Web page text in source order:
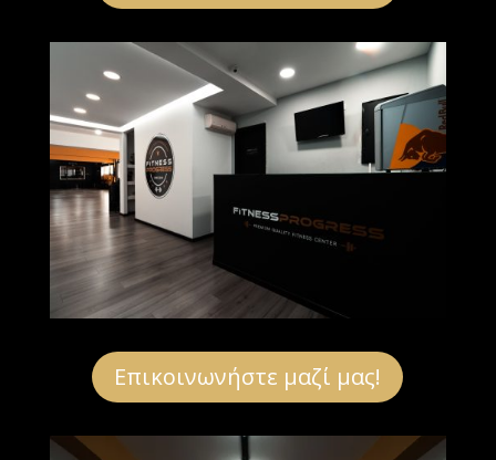
Επικοινωνήστε μαζί μας!